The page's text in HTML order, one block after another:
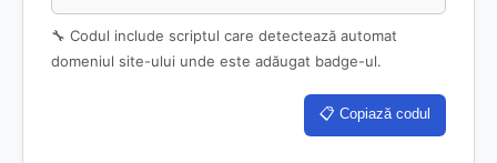
🔧 Codul include scriptul care detectează automat
domeniul site-ului unde este adăugat badge-ul.
📋 Copiază codul